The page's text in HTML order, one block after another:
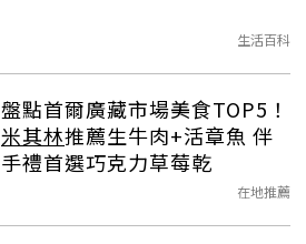
生活百科
盤點首爾廣藏市場美食TOP5！
米其林推薦生牛肉+活章魚 伴
手禮首選巧克力草莓乾
在地推薦